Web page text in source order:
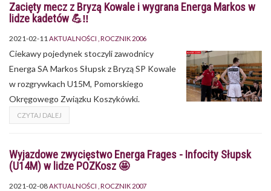
Zacięty mecz z Bryzą Kowale i wygrana Energa Markos w
lidze kadetów 💪‼
2021-02-11AKTUALNOŚCI ROCZNIK 2006
Ciekawy pojedynek stoczyli zawodnicy
Energa SA Markos Słupsk z Bryzą SP Kowale
w rozgrywkach U15M, Pomorskiego
Okręgowego Związku Koszykówki.
CZYTAJ DALEJ
Wyjazdowe zwycięstwo Energa Frages - Infocity Słupsk
(U14M) w lidze POZKosz 🤩
2021-02-08AKTUALNOŚCI ROCZNIK 2007